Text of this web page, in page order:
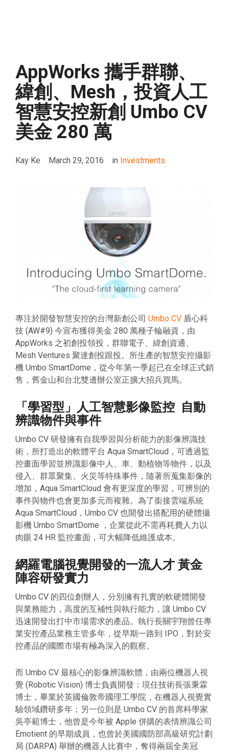
AppWorks 攜手群聯、
緯創、Mesh，投資人工
智慧安控新創 Umbo CV
美金 280 萬
Kay Ke March 29, 2016 in Investments
專注於開發智慧安控的台灣新創公司 Umbo CV 盾心科
技 (AW#9) 今宣布獲得美金 280 萬種子輪融資，由
AppWorks 之初創投領投，群聯電子、緯創資通、
Mesh Ventures 聚達創投跟投。所生產的智慧安控攝影
機 Umbo SmartDome，從今年第一季起已在全球正式銷
售，舊金山和台北雙邊辦公室正擴大招兵買馬。
「學習型」人工智慧影像監控 自動
辨識物件與事件
Umbo CV 研發擁有自我學習與分析能力的影像辨識技
術，所打造出的軟體平台 Aqua SmartCloud，可透過監
控畫面學習並辨識影像中人、車、動植物等物件，以及
侵入、群眾聚集、火災等特殊事件，隨著所蒐集影像的
增加，Aqua SmartCloud 會有更深度的學習，可辨別的
事件與物件也會更加多元而複雜。為了銜接雲端系統
Aqua SmartCloud，Umbo CV 也開發出搭配用的硬體攝
影機 Umbo SmartDome ，企業從此不需再耗費人力以
肉眼 24 HR 監控畫面，可大幅降低維護成本。
網羅電腦視覺開發的一流人才 黃金
陣容研發實力
Umbo CV 的四位創辦人，分別擁有扎實的軟硬體開發
與業務能力，高度的互補性與執行能力，讓 Umbo CV
迅速開發出打中市場需求的產品。執行長關宇翔曾任專
業安控產品業務主管多年，從早期一路到 IPO，對於安
控產品的國際市場有極為深入的觀察。
而 Umbo CV 最核心的影像辨識軟體，由兩位機器人視
覺 (Robotic Vision) 博士負責開發：現任技術長張秉霖
博士，畢業於英國倫敦帝國理工學院，在機器人視覺實
驗領域鑽研多年；另一位則是 Umbo CV 的首席科學家
吳亭範博士，他曾是今年被 Apple 併購的表情辨識公司
Emotient 的早期成員，也曾於美國國防部高級研究計劃
局 (DARPA) 舉辦的機器人比賽中，奪得兩屆全美冠